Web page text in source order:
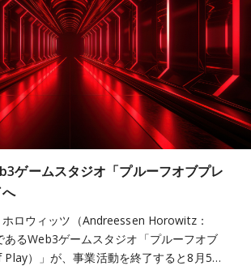
ゲームスタジオ「プルーフオブプレ
ロウィッツ（Andreessen Horowitz：
るWeb3ゲームスタジオ「プルーフオブ
）」が、事業活動を終了すると8月5…